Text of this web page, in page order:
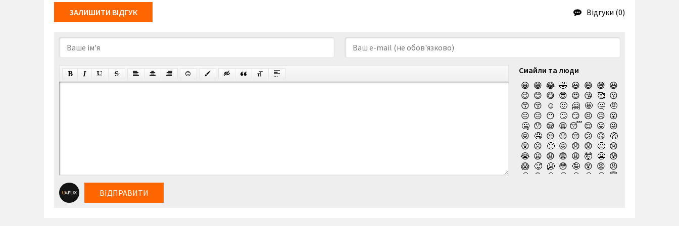
ЗАЛИШИТИ ВІДГУК Відгуки (0)
Смайли та люди
😀 😁 😂 🤣 😃 😄 😅 😆
😉 😊 😋 😎 😍 😘 🥰 😗
😙 😚 ☺️ 🙂 🤗 🤩 🤔 🤨
😐 😑 😶 🙄 😏 😣 😥 😮
🤐 😯 😪 😫 😴 😌 😛 😜
😝 🤤 😒 😓 😔 😕 🙃 🤑
😲 ☹️ 🙁 😖 😞 😟 😤 😢
😭 😦 😧 😨 😩 🤯 😬 😰
😱 🥵 🥶 😳 🤪 😵 😡 😠
🤬
😷 🤒 🤕 🤢 🤮 🤧 😇
ВІДПРАВИТИ